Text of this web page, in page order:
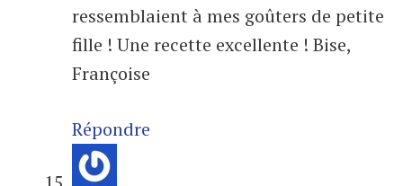
ressemblaient à mes goûters de petite
fille ! Une recette excellente ! Bise,
Françoise
Répondre